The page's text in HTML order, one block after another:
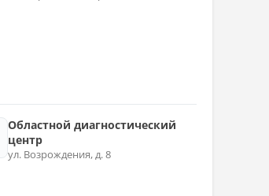
Областной диагностический
центр
ул. Возрождения, д. 8